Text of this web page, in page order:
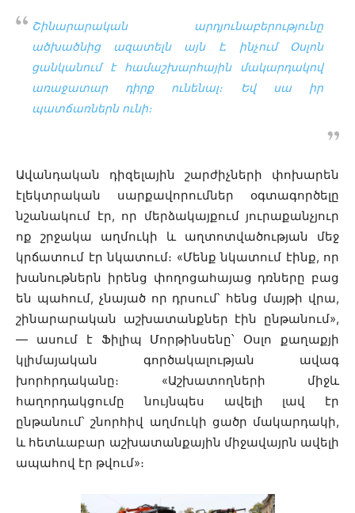
Շինարարական արդյունաբերությունը
ածխածնից ազատելն այն է, ինչում Օսլոն
ցանկանում է համաշխարհային մակարդակով
առաջատար դիրք ունենալ։ Եվ սա իր
պատճառներն ունի։
Ավանդական դիզելային շարժիչների փոխարեն
էլեկտրական սարքավորումներ օգտագործելը
նշանակում էր, որ մերձակայքում յուրաքանչյուր
ոք շրջակա աղմուկի և աղտոտվածության մեջ
կրճատում էր նկատում։ «Մենք նկատում էինք, որ
խանութներն իրենց փողոցահայաց դռները բաց
են պահում, չնայած որ դրսում՝ հենց մայթի վրա,
շինարարական աշխատանքներ էին ընթանում»,
— ասում է Ֆիլիպ Մորթինսենը՝ Օսլո քաղաքյի
կլիմայական գործակալության ավագ
խորհրդականը։ «Աշխատողների միջև
հաղորդակցումը նույնպես ավելի լավ էր
ընթանում՝ շնորհիվ աղմուկի ցածր մակարդակի,
և հետևաբար աշխատանքային միջավայրն ավելի
ապահով էր թվում»։